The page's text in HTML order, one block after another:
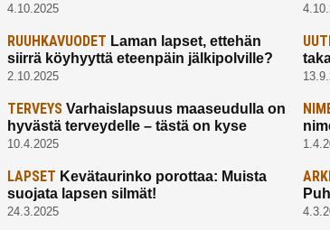
4.10.2025
RUUHKAVUODET Laman lapset, ettehän
siirrä köyhyyttä eteenpäin jälkipolville?
2.10.2025
TERVEYSVarhaislapsuus maaseudulla on
hyvästä terveydelle – tästä on kyse
10.4.2025
LAPSET Kevätaurinko porottaa: Muista
suojata lapsen silmät!
24.3.2025